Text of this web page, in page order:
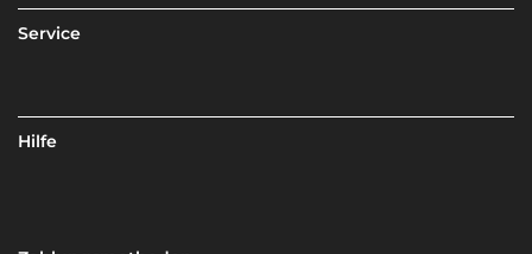
Service
Hilfe